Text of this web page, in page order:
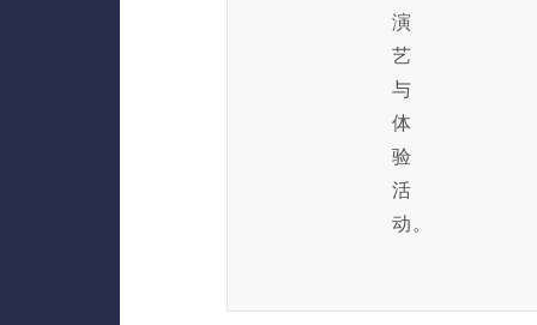
演
艺
与
体
验
活
动。